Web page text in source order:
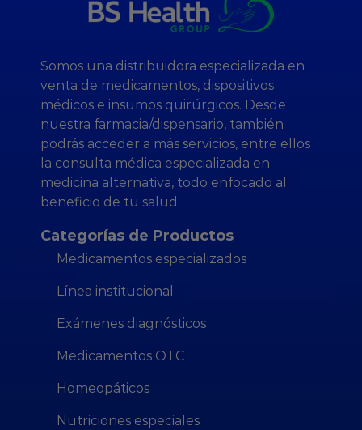
Somos una distribuidora especializada en
venta de medicamentos, dispositivos
médicos e insumos quirúrgicos. Desde
nuestra farmacia/dispensario, también
podrás acceder a más servicios, entre ellos
la consulta médica especializada en
medicina alternativa, todo enfocado al
beneficio de tu salud.
Categorías de Productos
Medicamentos especializados
Línea institucional
Exámenes diagnósticos
Medicamentos OTC
Homeopáticos
Nutriciones especiales